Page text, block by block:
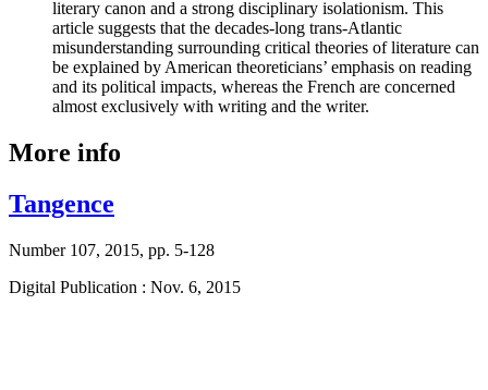
literary canon and a strong disciplinary isolationism. This
article suggests that the decades-long trans-Atlantic
misunderstanding surrounding critical theories of literature can
be explained by American theoreticians’ emphasis on reading
and its political impacts, whereas the French are concerned
almost exclusively with writing and the writer.
More info
Tangence
Number 107, 2015, pp. 5-128
Digital Publication : Nov. 6, 2015